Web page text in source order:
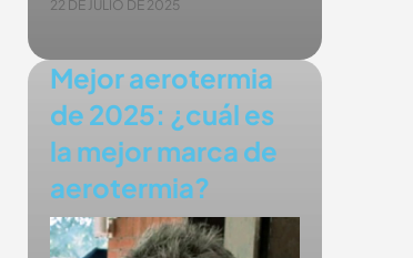
22 DE JULIO DE 2025
Mejor aerotermia
de 2025: ¿cuál es
la mejor marca de
aerotermia?